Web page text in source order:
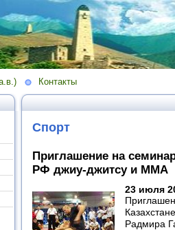
Контакты
Спорт
Приглашение на
РФ джиу-джитсу и ММА
23 июля
Радмира